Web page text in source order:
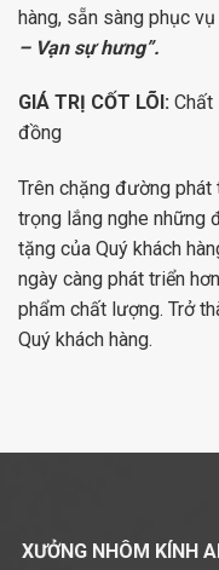
hàng, sẵn sàng phục
– Vạn sự hưng”.
GIÁ TRỊ CỐT LÕI: Chất
đồng
Trên chặng đường phát
trọng lắng nghe những
tặng của Quý khách
ngày càng phát triển
phẩm chất lượng. Trở
Quý khách hàng.
XƯỞNG NHÔM KÍNH